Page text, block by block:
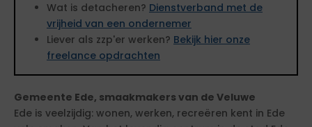
Wat is detacheren? Dienstverband met de
vrijheid van een ondernemer
Liever als zzp'er werken? Bekijk hier onze
freelance opdrachten
Gemeente Ede, smaakmakers van de Veluwe
Ede is veelzijdig: wonen, werken, recreëren kent in Ede